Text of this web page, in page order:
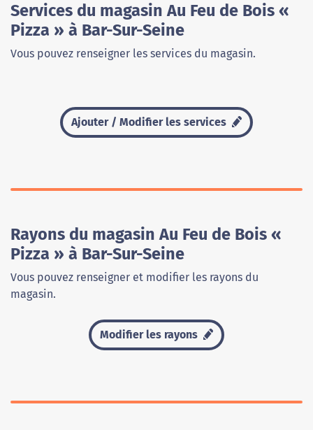
Services du magasin Au Feu de Bois «
Pizza » à Bar-Sur-Seine
Vous pouvez renseigner les services du magasin.
Ajouter / Modifier les services
Rayons du magasin Au Feu de Bois «
Pizza » à Bar-Sur-Seine
Vous pouvez renseigner et modifier les rayons du
magasin.
Modifier les rayons